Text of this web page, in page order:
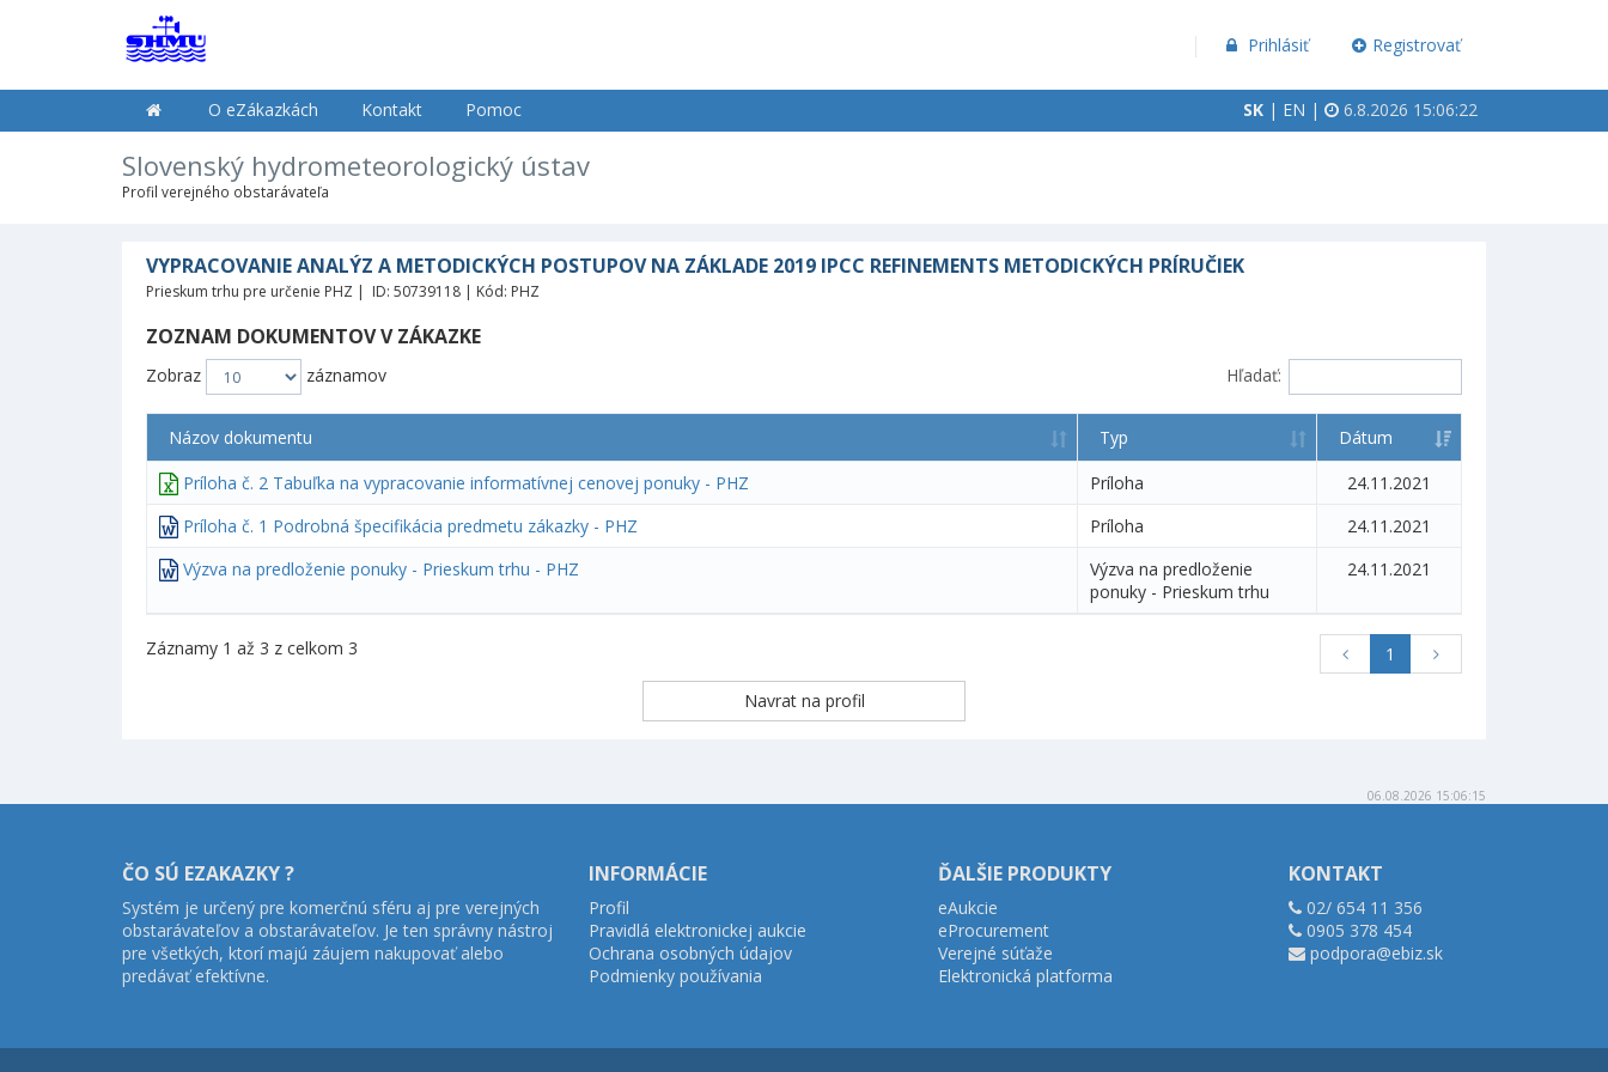
Prihlásiť Registrovať
O eZákazkách Kontakt Pomoc SK | EN | 6.8.2026 15:06:23
Slovenský hydrometeorologický ústav
Profil verejného obstarávateľa
VYPRACOVANIE ANALÝZ A METODICKÝCH POSTUPOV NA ZÁKLADE 2019 IPCC REFINEMENTS METODICKÝCH PRÍRUČIEK
Prieskum trhu pre určenie PHZ | ID: 50739118 | Kód: PHZ
ZOZNAM DOKUMENTOV V ZÁKAZKE
Zobraz záznamov Hľadať:
Názov dokumentu Typ
Dátum
Príloha č. 2 Tabuľka na vypracovanie informatívnej cenovej ponuky - PHZ
Príloha
24.11.2021
Príloha č. 1 Podrobná špecifikácia predmetu zákazky - PHZ
Príloha
24.11.2021
Výzva na predloženie ponuky - Prieskum trhu - PHZ
Výzva na predloženie
ponuky - Prieskum trhu
24.11.2021
Záznamy 1 až 3 z celkom 3 1
06.08.2026 15:06:15
ČO SÚ EZAKAZKY ?
Systém je určený pre komerčnú sféru aj pre verejných
obstarávateľov a obstarávateľov. Je ten správny nástroj
pre všetkých, ktorí majú záujem nakupovať alebo
predávať efektívne.
INFORMÁCIE
Profil
Pravidlá elektronickej aukcie
Ochrana osobných údajov
Podmienky používania
ĎALŠIE PRODUKTY
eAukcie
eProcurement
Verejné súťaže
Elektronická platforma
KONTAKT
02/ 654 11 356
0905 378 454
podpora@ebiz.sk